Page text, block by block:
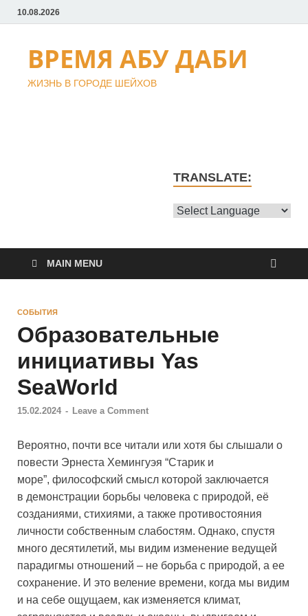
10.08.2026
ВРЕМЯ АБУ ДАБИ
ЖИЗНЬ В ГОРОДЕ ШЕЙХОВ
TRANSLATE:
MAIN MENU
СОБЫТИЯ
Образовательные
инициативы Yas
SeaWorld
15.02.2024 - Leave a Comment
Вероятно, почти все читали или хотя бы слышали о
повести Эрнеста Хемингуэя “Старик и
море”, философский смысл которой заключается
в демонстрации борьбы человека с природой, её
созданиями, стихиями, а также противостояния
личности собственным слабостям. Однако, спустя
много десятилетий, мы видим изменение ведущей
парадигмы отношений – не борьба с природой, а ее
сохранение. И это веление времени, когда мы видим
и на себе ощущаем, как изменяется климат,